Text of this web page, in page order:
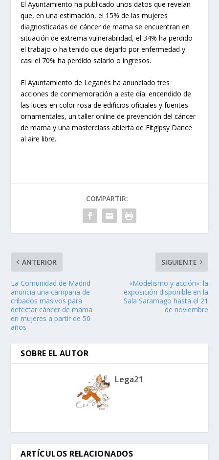
El Ayuntamiento ha publicado unos datos que revelan
que, en una estimación, el 15% de las mujeres
diagnosticadas de cáncer de mama se encuentran en
situación de extrema vulnerabilidad, el 34% ha perdido
el trabajo o ha tenido que dejarlo por enfermedad y
casi el 70% ha perdido salario o ingresos.
El Ayuntamiento de Leganés ha anunciado tres
acciones de conmemoración a este día: encendido de
las luces en color rosa de edificios oficiales y fuentes
ornamentales, un taller online de prevención del cáncer
de mama y una masterclass abierta de Fitgipsy Dance
al aire libre.
COMPARTIR:
ANTERIOR
La Comunidad de Madrid
anuncia una campaña de
cribados masivos para
detectar cáncer de mama
en mujeres a partir de 50
años
SIGUIENTE
«Modelismo y acción»: la
exposición disponible en la
Sala Saramago hasta el 21
de noviembre
SOBRE EL AUTOR
Lega21
ARTÍCULOS RELACIONADOS